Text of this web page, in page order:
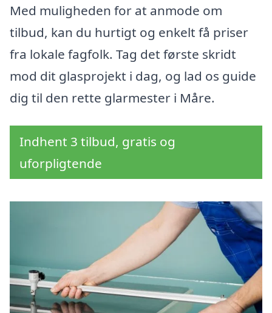
Med muligheden for at anmode om
tilbud, kan du hurtigt og enkelt få priser
fra lokale fagfolk. Tag det første skridt
mod dit glasprojekt i dag, og lad os guide
dig til den rette glarmester i Måre.
Indhent 3 tilbud, gratis og
uforpligtende